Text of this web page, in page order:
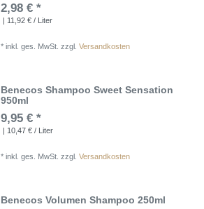
2,98 € *
| 11,92 € / Liter
*inkl. ges. MwSt. zzgl.Versandkosten
Benecos Shampoo Sweet Sensation
950ml
9,95 € *
| 10,47 € / Liter
*inkl. ges. MwSt. zzgl.Versandkosten
Benecos Volumen Shampoo 250ml